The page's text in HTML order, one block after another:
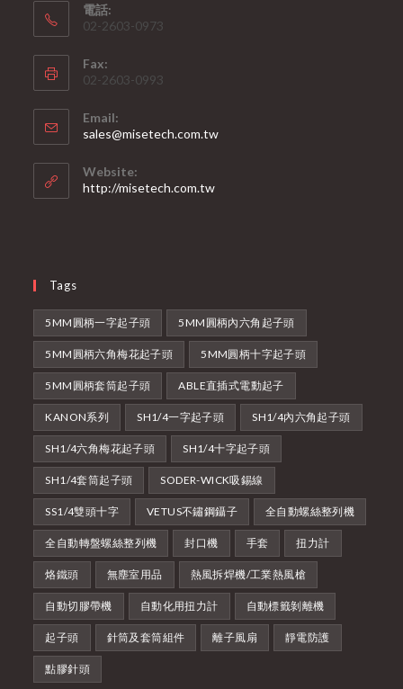
電話:
02-2603-0973
Fax:
02-2603-0993
Email:
sales@misetech.com.twOpens
Website:
http://misetech.com.tw
Tags
5MM圓柄一字起子頭 5MM圓柄內六角起子頭
5MM圓柄六角梅花起子頭 5MM圓柄十字起子頭
5MM圓柄套筒起子頭 ABLE直插式電動起子
KANON系列 SH1/4一字起子頭 SH1/4內六角起子頭
SH1/4六角梅花起子頭 SH1/4十字起子頭
SH1/4套筒起子頭 SODER-WICK吸錫線
SS1/4雙頭十字 VETUS不鏽鋼鑷子 全自動螺絲整列機
全自動轉盤螺絲整列機 封口機 手套 扭力計
烙鐵頭 無塵室用品 熱風拆焊機/工業熱風槍
自動切膠帶機 自動化用扭力計 自動標籤剝離機
起子頭 針筒及套筒組件 離子風扇 靜電防護
點膠針頭